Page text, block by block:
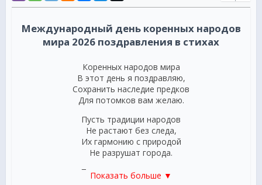
Международный день коренных народов
мира 2026 поздравления в стихах
Коренных народов мира
В этот день я поздравляю,
Сохранить наследие предков
Для потомков вам желаю.
Пусть традиции народов
Не растают без следа,
Их гармонию с природой
Не разрушат города.
По своим законам жизни
Показать больше ▼